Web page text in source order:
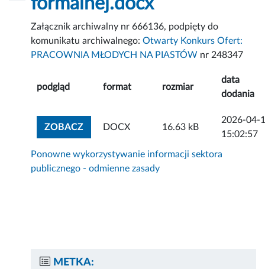
Załącznik archiwalny nr 666136, podpięty do
komunikatu archiwalnego:Otwarty Konkurs Ofert:
PRACOWNIA MŁODYCH NA PIASTÓW nr 248347
podgląd format rozmiar
data
dodania
ZOBACZZOBACZ ZAŁĄCZNIK
DOCX 16.63 kB
2026-04-
15:02:57
Ponowne wykorzystywanie informacji sektora
publicznego - odmienne zasady
METKA: